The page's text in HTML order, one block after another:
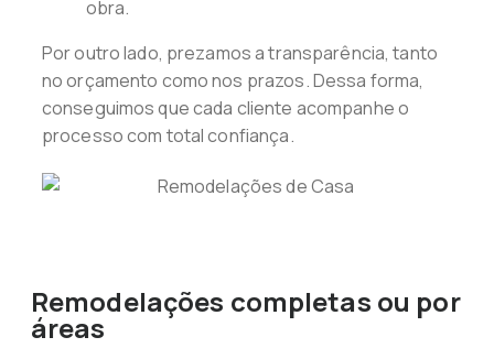
obra.
Por outro lado, prezamos a transparência, tanto
no orçamento como nos prazos. Dessa forma,
conseguimos que cada cliente acompanhe o
processo com total confiança.
Remodelações completas ou por
áreas